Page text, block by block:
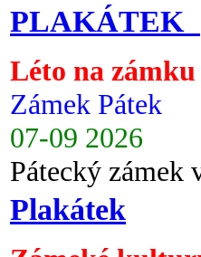
PLAKÁTEK
Léto na zámku
Zámek Pátek
07-09 2026
Pátecký zámek
Plakátek